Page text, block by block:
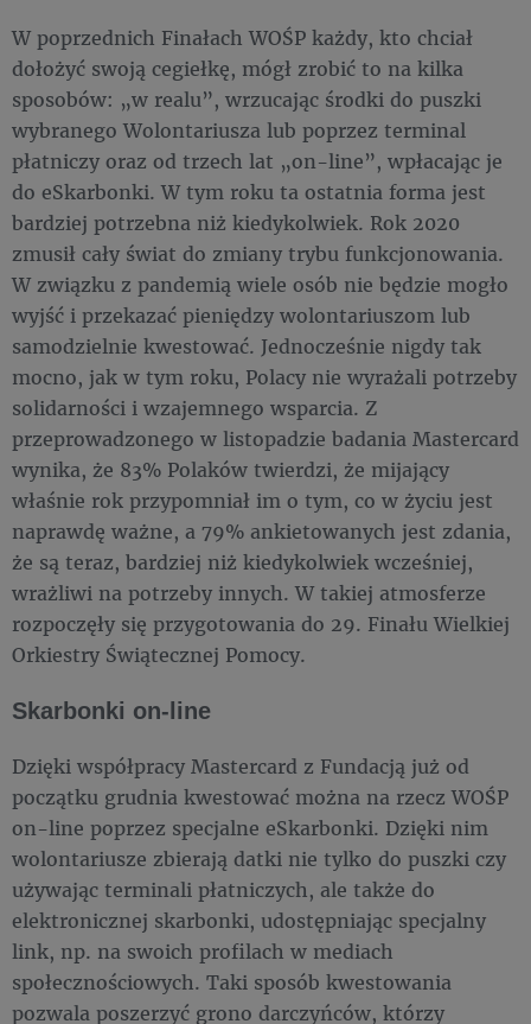
W poprzednich Finałach WOŚP każdy, kto chciał
dołożyć swoją cegiełkę, mógł zrobić to na kilka
sposobów: „w realu”, wrzucając środki do puszki
wybranego Wolontariusza lub poprzez terminal
płatniczy oraz od trzech lat „on-line”, wpłacając je
do eSkarbonki. W tym roku ta ostatnia forma jest
bardziej potrzebna niż kiedykolwiek. Rok 2020
zmusił cały świat do zmiany trybu funkcjonowania.
W związku z pandemią wiele osób nie będzie mogło
wyjść i przekazać pieniędzy wolontariuszom lub
samodzielnie kwestować. Jednocześnie nigdy tak
mocno, jak w tym roku, Polacy nie wyrażali potrzeby
solidarności i wzajemnego wsparcia. Z
przeprowadzonego w listopadzie badania Mastercard
wynika, że 83% Polaków twierdzi, że mijający
właśnie rok przypomniał im o tym, co w życiu jest
naprawdę ważne, a 79% ankietowanych jest zdania,
że są teraz, bardziej niż kiedykolwiek wcześniej,
wrażliwi na potrzeby innych. W takiej atmosferze
rozpoczęły się przygotowania do 29. Finału Wielkiej
Orkiestry Świątecznej Pomocy.
Skarbonki on-line
Dzięki współpracy Mastercard z Fundacją już od
początku grudnia kwestować można na rzecz WOŚP
on-line poprzez specjalne eSkarbonki. Dzięki nim
wolontariusze zbierają datki nie tylko do puszki czy
używając terminali płatniczych, ale także do
elektronicznej skarbonki, udostępniając specjalny
link, np. na swoich profilach w mediach
społecznościowych. Taki sposób kwestowania
pozwala poszerzyć grono darczyńców, którzy